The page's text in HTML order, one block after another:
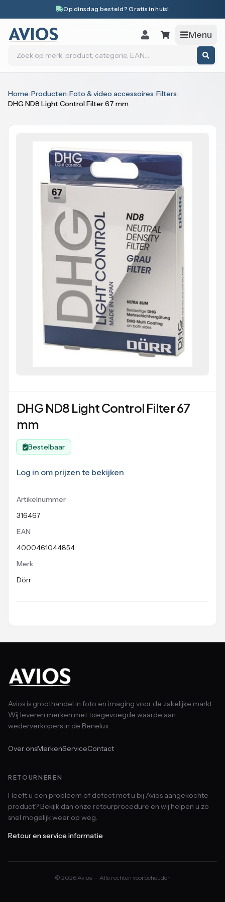
Op dinsdag besteld? Gratis in huis!
Menu
Zoeken
Home›Producten›Foto & video accessoires›Filters›
DHG ND8 Light Control Filter 67 mm
DHG ND8 Light Control Filter 67
mm
Bestelbaar
Log in om prijzen te bekijken
Artikelnummer
316467
EAN
4000461044854
Merk
Dörr
Avios is groothandel in foto en imaging voor de zakelijke markt.
Wij leveren merken met toegevoegde waarde aan
wederverkopers in de Benelux.
Over onsMerkenServiceContact
RETOURNEREN
Heeft u een probleem of defect met u bij Avios aangekochte
product? Bekijk dan onze retourprocedure en wij helpen u zo
snel mogelijk weer op weg.
Retour en service informatie
© 2026 Avios — Alle rechten voorbehouden